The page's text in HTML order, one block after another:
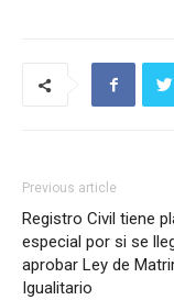
Previous article
Registro Civil tiene
especial por si se
aprobar Ley de
Igualitario